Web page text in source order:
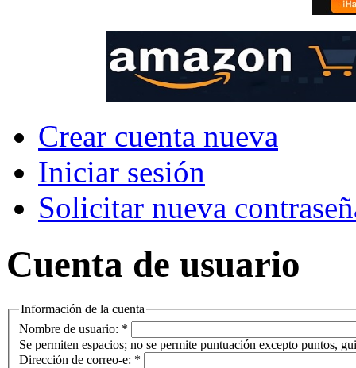
Crear cuenta nueva
Iniciar sesión
Solicitar nueva
Cuenta de usuario
Información de la cuenta
Nombre de usuario: *
Se permiten espacios; no se permite puntuación excepto puntos,
Dirección de correo-e: *